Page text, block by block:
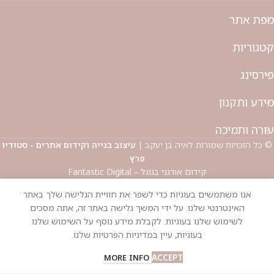
מפת אתר
קטגוריות
פירסינג
מידע ותקנון
עזרה ותמיכה
© כל הזכויות שמורות לאיה בן יעקב | עיצוב בנייה וקידום אתרים - סטודיו
פרץ
קידום אורגני בגוגל – Fantastic Digital
אנו משתמשים בעוגיות כדי לשפר את חוויית הגלישה שלך באתר
האינטרנטי שלנו. על ידי המשך גלישה באתר זה, אתה מסכים
לשימוש שלנו בעוגיות. לקבלת מידע נוסף על השימוש שלנו
בעוגיות, עיין במדיניות הפרטיות שלנו.
MORE INFO ACCEPT